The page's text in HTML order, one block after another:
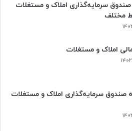
صندوق سرمایه‌گذاری املاک و مستغلات
مختلف
۱۸
املاک و مستغلات
۰۴
صندوق سرمایه‌گذاری املاک و مستغلات
۳۱